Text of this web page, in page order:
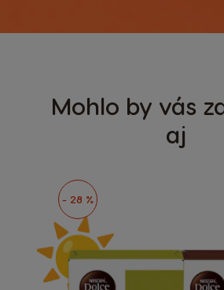
Mohlo by vás
aj
- 28 %